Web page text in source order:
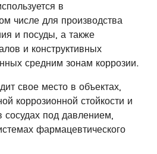
в
числе для производства
и посуды, а также
и конструктивных
средним зонам коррозии.
свое место в объектах,
коррозионной стойкости и
сосудах под давлением,
фармацевтического